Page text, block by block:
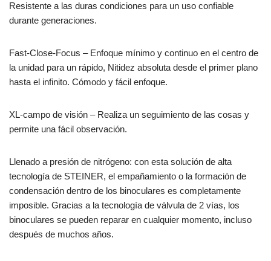
Resistente a las duras condiciones para un uso confiable
durante generaciones.
Fast-Close-Focus – Enfoque mínimo y continuo en el centro de
la unidad para un rápido, Nitidez absoluta desde el primer plano
hasta el infinito. Cómodo y fácil enfoque.
XL-campo de visión – Realiza un seguimiento de las cosas y
permite una fácil observación.
Llenado a presión de nitrógeno: con esta solución de alta
tecnología de STEINER, el empañamiento o la formación de
condensación dentro de los binoculares es completamente
imposible. Gracias a la tecnología de válvula de 2 vías, los
binoculares se pueden reparar en cualquier momento, incluso
después de muchos años.